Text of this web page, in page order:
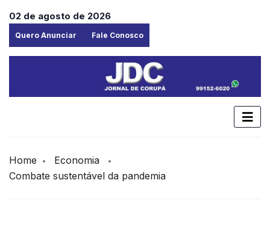
02 de agosto de 2026
Quero Anunciar Fale Conosco
Home
Economia
Combate sustentável da pandemia